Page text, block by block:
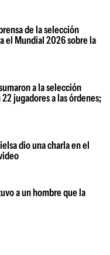
de la selección
el Mundial 2026 sobre la
a la selección
jugadores a las órdenes;
dio una charla en el
a un hombre que la